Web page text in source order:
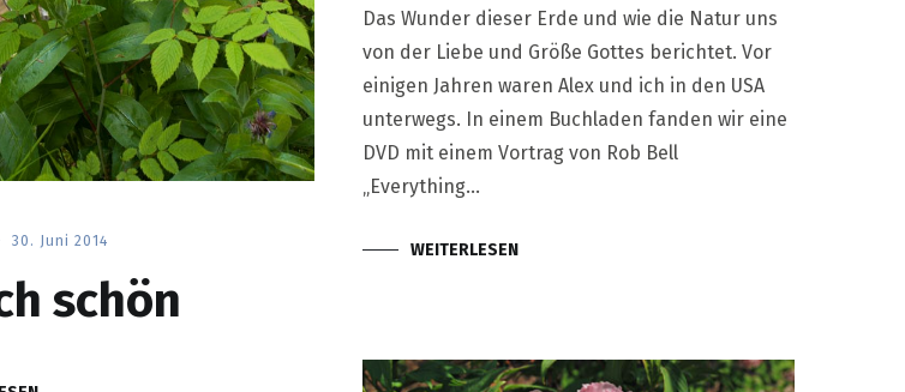
Das Wunder dieser Erde und wie die Natur uns
von der Liebe und Größe Gottes berichtet. Vor
einigen Jahren waren Alex und ich in den USA
unterwegs. In einem Buchladen fanden wir eine
DVD mit einem Vortrag von Rob Bell
„Everything…
WEITERLESEN
30. Juni 2014
schön